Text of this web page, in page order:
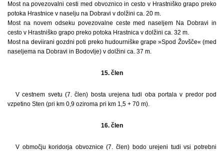
Most na povezovalni cesti med obvoznico in cesto v Hrastniško grapo preko
potoka Hrastnice v naselju na Dobravi v dolžini ca. 20 m.
Most na novem odseku povezovalne ceste med naseljem Na Dobravi in
cesto v Hrastniško grapo preko potoka Hrastnica v dolžini ca. 32 m.
Most na deviirani gozdni poti preko hudourniške grape »Spod Žovšče« (med
naseljema na Dobravi in Bodovlje) v dolžini ca. 37 m.
15. člen
V cestnem svetu (7. člen) bosta urejena tudi oba portala v predor pod
vzpetino Sten (pri km 0,9 oziroma pri km 1,5 + 70 m).
16. člen
V območju koridorja obvoznice (7. člen) bodo urejeni tudi vsi potrebni